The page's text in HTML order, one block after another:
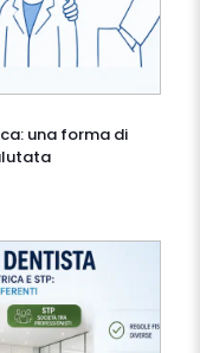
una forma di